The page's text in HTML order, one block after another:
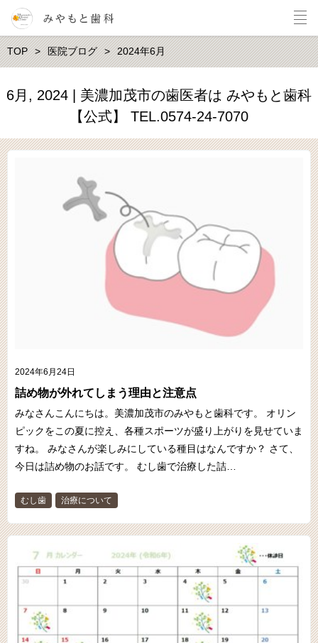
TOP 医院ブログ 2024年6月
6月, 2024 | 美濃加茂市の歯医者は みやもと歯科
【公式】 TEL.0574-24-7070
2024年6月24日
詰め物が外れてしまう理由と注意点
みなさんこんにちは。美濃加茂市のみやもと歯科です。 オリン
ピックをこの夏に控え、各種スポーツが盛り上がりを見せていま
すね。 みなさんが楽しみにしている種目はなんですか？ さて、
今日は詰め物のお話です。 むし歯で治療した詰…
むし歯 治療について